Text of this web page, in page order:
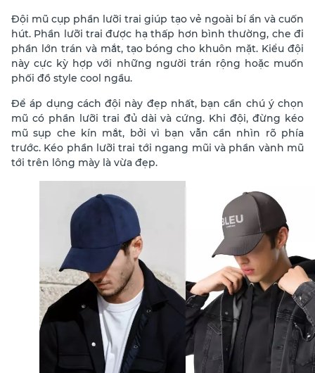
Đội mũ cụp phần lưỡi trai giúp tạo vẻ ngoài bí ẩn và cuốn
hút. Phần lưỡi trai được hạ thấp hơn bình thường, che đi
phần lớn trán và mắt, tạo bóng cho khuôn mặt. Kiểu đội
này cực kỳ hợp với những người trán rộng hoặc muốn
phối đồ style cool ngầu.
Để áp dụng cách đội này đẹp nhất, bạn cần chú ý chọn
mũ có phần lưỡi trai đủ dài và cứng. Khi đội, đừng kéo
mũ sụp che kín mắt, bởi vì bạn vẫn cần nhìn rõ phía
trước. Kéo phần lưỡi trai tới ngang mũi và phần vành mũ
tới trên lông mày là vừa đẹp.